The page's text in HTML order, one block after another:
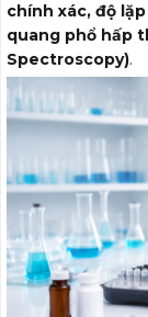
chính xác, độ
quang phổ hấp
Spectroscopy).